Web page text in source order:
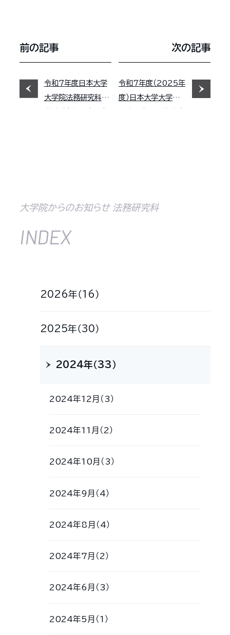
前の記事
令和７年度日本大学
大学院法務研究科入
次の記事
令和７年度（2025年
度）日本大学大学院
大学院からのお知らせ 法務研究科
INDEX
2026年（16）
2025年（30）
2024年（33）
2024年12月（3）
2024年11月（2）
2024年10月（3）
2024年9月（4）
2024年8月（4）
2024年7月（2）
2024年6月（3）
2024年5月（1）